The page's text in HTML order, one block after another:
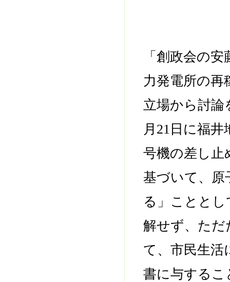
「創政会の
力発電所の
立場から討論
月21日に福
号機の差し止
基づいて、原
る」ことと
解せず、ただ
て、市民生活
書に与する